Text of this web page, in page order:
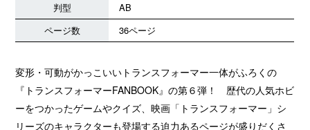
判型
AB
ページ数
36ページ
変形・可動がかっこいいトランスフォーマー一体がふろくの
『トランスフォーマーFANBOOK』の第６弾！ 歴代の人気ホビ
ーをつかったゲームやクイズ、映画「トランスフォーマー」シ
リーズのキャラクターも登場する迫力あるページが盛りだくさ